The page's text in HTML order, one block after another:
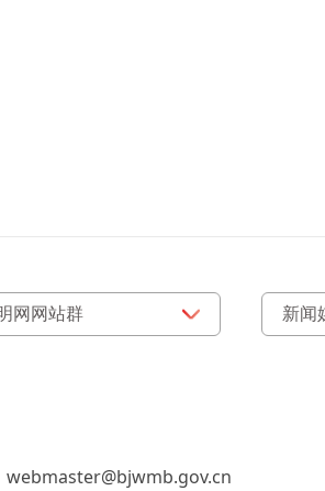
webmaster@bjwmb.gov.cn